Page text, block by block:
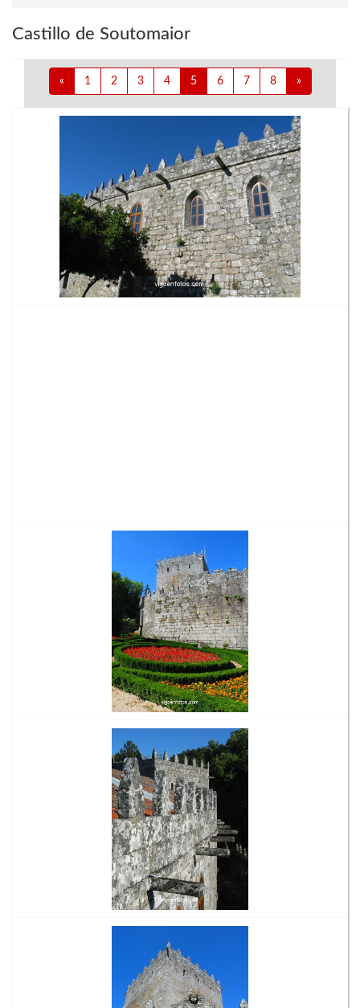
Castillo de Soutomaior
« 1 2 3 4 5 6 7 8 »